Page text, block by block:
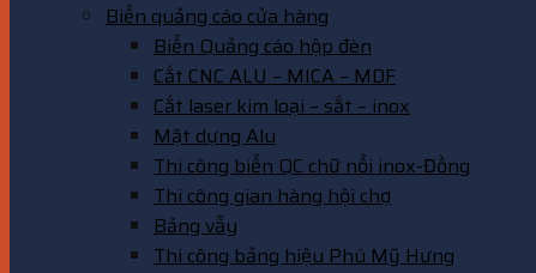
Biển quảng cáo cửa hàng
Biển Quảng cáo hộp đèn
Cắt CNC ALU – MICA – MDF
Cắt laser kim loại – sắt – inox
Mặt dựng Alu
Thi công biển QC chữ nổi inox-Đồng
Thi công gian hàng hội chợ
Bảng vẫy
Thi công bảng hiệu Phú Mỹ Hưng